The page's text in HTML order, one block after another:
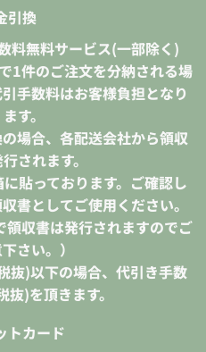
引換
料無料サービス(一部除く)
1件のご注文を分納される場
手数料はお客様負担となり
ます。
の場合、各配送会社から領収
されます。
貼っております。ご確認し
書としてご使用ください。
収書は発行されますのでご
さい。）
)以下の場合、代引き手数
)を頂きます。
トカード